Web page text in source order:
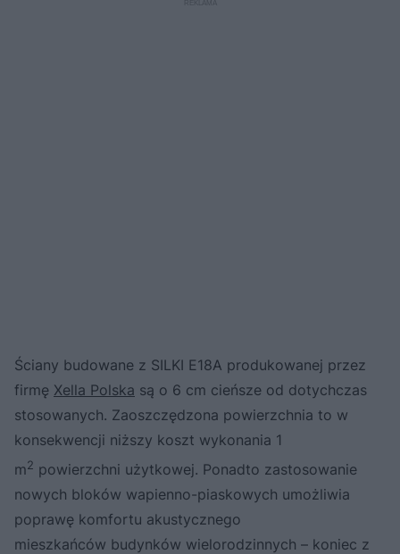
Ściany budowane z SILKI E18A produkowanej przez
firmę Xella Polska są o 6 cm cieńsze od dotychczas
stosowanych. Zaoszczędzona powierzchnia to w
konsekwencji niższy koszt wykonania 1
m2 powierzchni użytkowej. Ponadto zastosowanie
nowych bloków wapienno-piaskowych umożliwia
poprawę komfortu akustycznego
mieszkańców budynków wielorodzinnych – koniec z